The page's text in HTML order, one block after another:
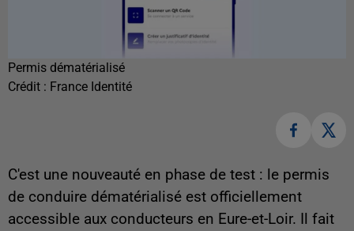
Permis dématérialisé
Crédit : France Identité
C'est une nouveauté en phase de test : le permis
de conduire dématérialisé est officiellement
accessible aux conducteurs en Eure-et-Loir. Il fait